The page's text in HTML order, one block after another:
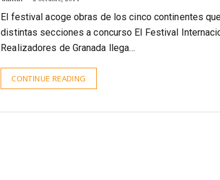
El festival acoge obras de los cinco continentes
distintas secciones a concurso El Festival
Realizadores de Granada llega…
CONTINUE READING